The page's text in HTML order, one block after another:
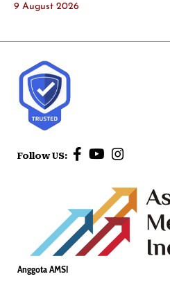
9 August 2026
Follow US:
Anggota AMSI